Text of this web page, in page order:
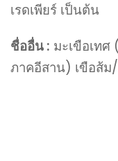
เรดเพียร์ เป็นต้น
ชื่ออื่น : มะเขือเท
ภาคอีสาน) เขือส้ม